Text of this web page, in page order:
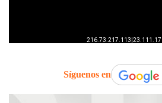
Síguenos en